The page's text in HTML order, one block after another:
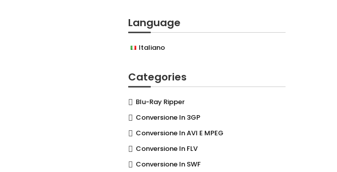
Language
Italiano
Categories
Blu-Ray Ripper
Conversione In 3GP
Conversione In AVI E MPEG
Conversione In FLV
Conversione In SWF